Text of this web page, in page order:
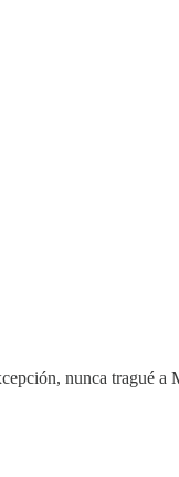
nunca tragué a